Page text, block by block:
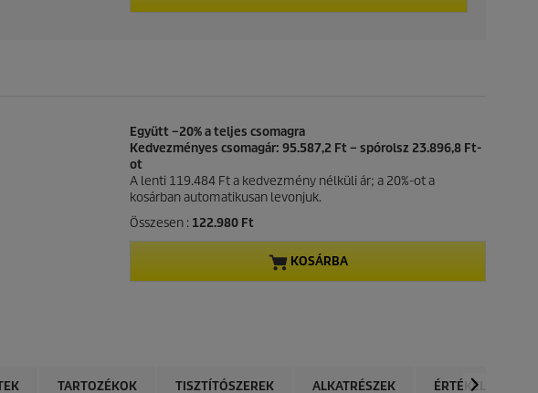
Együtt –20% a teljes csomagra
Kedvezményes csomagár: 95.587,2 Ft – spórolsz 23.896,8 Ft-
ot
A lenti 119.484 Ft a kedvezmény nélküli ár; a 20%-ot a
kosárban automatikusan levonjuk.
Összesen : 122.980 Ft
KOSÁRBA
TARTOZÉKOK TISZTÍTÓSZEREK ALKATRÉSZEK ÉRTÉKELÉSEK